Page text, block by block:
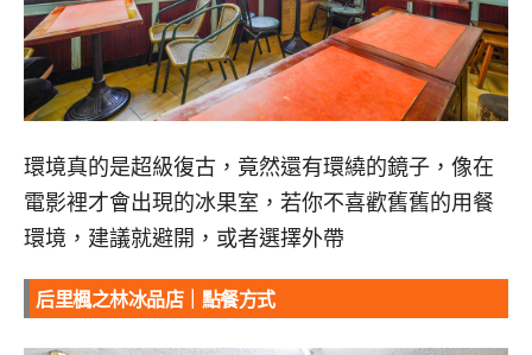
環境真的是超級復古，竟然還有環繞的鏡子，像在
電影裡才會出現的冰果室，若你不喜歡舊舊的用餐
環境，建議就避開，或者選擇外帶
后里楓之林冰品店｜點餐方式